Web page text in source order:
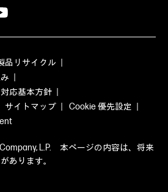
品リサイクル
応基本方針
サイトマップ
Cookie 優先設定
L.P. 本ページの内容は、将来
あります。